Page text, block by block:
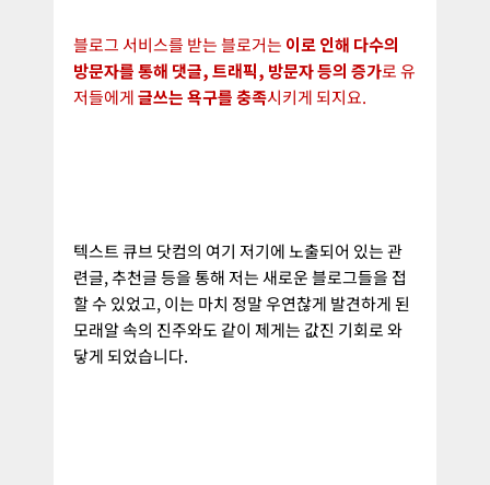
블로그 서비스를 받는 블로거는 이로 인해 다수의
방문자를 통해 댓글, 트래픽, 방문자 등의 증가로 유
저들에게글쓰는 욕구를 충족시키게 되지요.
텍스트 큐브 닷컴의 여기 저기에 노출되어 있는 관
련글, 추천글 등을 통해 저는 새로운 블로그들을 접
할 수 있었고, 이는 마치 정말 우연찮게 발견하게 된
모래알 속의 진주와도 같이 제게는 값진 기회로 와
닿게 되었습니다.